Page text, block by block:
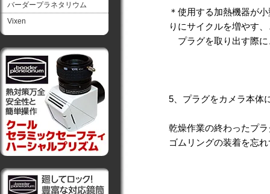
バーダープラネタリウム
Vixen
＊使用する加熱機器が
りにサイクルを増やす
プラグを取り出す際に
5、プラグをカメラ本体
乾燥作業の終わったプ
ゴムリングの装着を忘